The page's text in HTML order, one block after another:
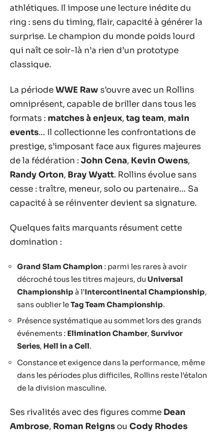
athlétiques. Il impose une lecture inédite du
ring : sens du timing, flair, capacité à générer la
surprise. Le champion du monde poids lourd
qui naît ce soir-là n’a rien d’un prototype
classique.
La périodeWWE Raw s’ouvre avec un Rollins
omniprésent, capable de briller dans tous les
formats : matches à enjeux,tag team, main
events… Il collectionne les confrontations de
prestige, s’imposant face aux figures majeures
de la fédération :John Cena, Kevin Owens,
Randy Orton, Bray Wyatt. Rollins évolue sans
cesse : traître, meneur, solo ou partenaire… Sa
capacité à se réinventer devient sa signature.
Quelques faits marquants résument cette
domination :
Grand Slam Champion : parmi les rares à avoir
décroché tous les titres majeurs, du Universal
Championship à l’Intercontinental Championship,
sans oublier leTag Team Championship.
Présence systématique au sommet lors des grands
événements : Elimination Chamber, Survivor
Series, Hell in a Cell.
Constance et exigence dans la performance, même
dans les périodes plus difficiles, Rollins reste l’étalon
de la division masculine.
Ses rivalités avec des figures comme Dean
Ambrose, Roman Reigns ou Cody Rhodes